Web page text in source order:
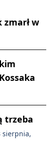
zmarł w
trzeba
sierpnia,